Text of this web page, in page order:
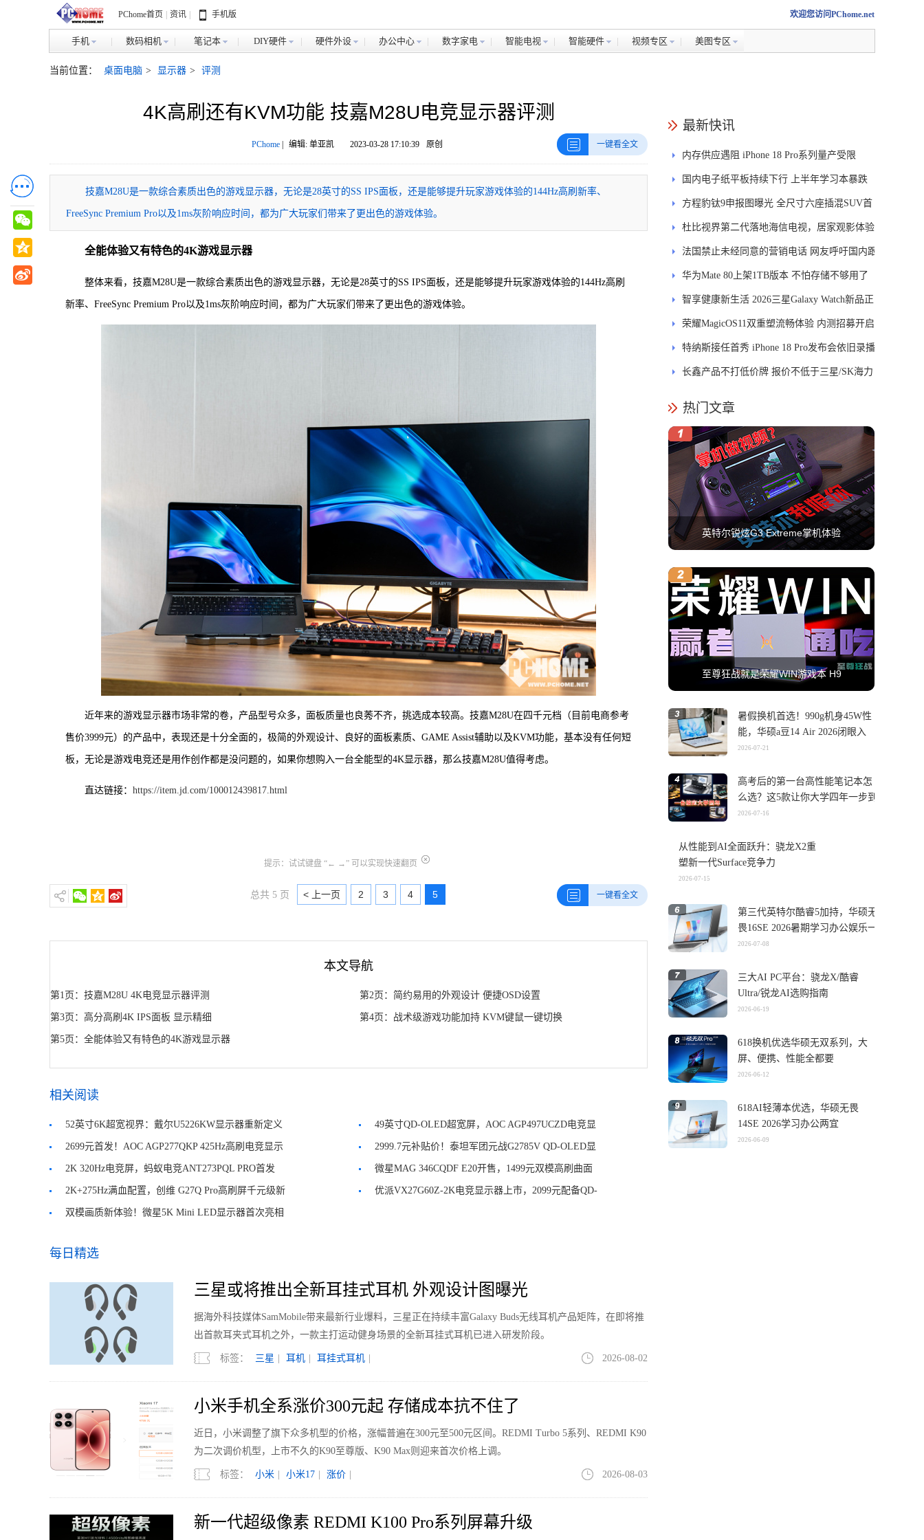
PChome首页 资讯 手机版 欢迎您访问PChome.net
手机 数码相机 笔记本 DIY硬件 硬件外设 办公中心 数字家电 智能电视 智能硬件 视频专区 美图专区
当前位置： 桌面电脑 > 显示器 > 评测
4K高刷还有KVM功能 技嘉M28U电竞显示器评测
PChome| 编辑: 单亚凯 2023-03-28 17:10:39 原创 一键看全文
技嘉M28U是一款综合素质出色的游戏显示器，无论是28英寸的SS IPS面板，还是能够提升玩家游戏体验的144Hz高刷新率、
FreeSync Premium Pro以及1ms灰阶响应时间，都为广大玩家们带来了更出色的游戏体验。
全能体验又有特色的4K游戏显示器
整体来看，技嘉M28U是一款综合素质出色的游戏显示器，无论是28英寸的SS IPS面板，还是能够提升玩家游戏体验的144Hz高刷
新率、FreeSync Premium Pro以及1ms灰阶响应时间，都为广大玩家们带来了更出色的游戏体验。
近年来的游戏显示器市场非常的卷，产品型号众多，面板质量也良莠不齐，挑选成本较高。技嘉M28U在四千元档（目前电商参考
售价3999元）的产品中，表现还是十分全面的，极简的外观设计、良好的面板素质、GAME Assist辅助以及KVM功能，基本没有任何短
板，无论是游戏电竞还是用作创作都是没问题的，如果你想购入一台全能型的4K显示器，那么技嘉M28U值得考虑。
直达链接： https://item.jd.com/100012439817.html
提示：试试键盘 “← →” 可以实现快速翻页
总共 5 页 < 上一页 2 3 4 5 一键看全文
本文导航
第1页：技嘉M28U 4K电竞显示器评测 第2页：简约易用的外观设计 便捷OSD设置
第3页：高分高刷4K IPS面板 显示精细 第4页：战术级游戏功能加持 KVM键鼠一键切换
第5页：全能体验又有特色的4K游戏显示器
相关阅读
52英寸6K超宽视界：戴尔U5226KW显示器重新定义
专业大屏体验
49英寸QD-OLED超宽屏，AOC AGP497UCZD电竞显
示器发布
2699元首发！AOC AGP277QKP 425Hz高刷电竞显示
器开售
2999.7元补贴价！泰坦军团元战G2785V QD-OLED显
示器
2K 320Hz电竞屏，蚂蚁电竞ANT273PQL PRO首发
2199元
微星MAG 346CQDF E20开售，1499元双模高刷曲面
屏显示器
2K+275Hz满血配置，创维 G27Q Pro高刷屏千元级新
标杆
优派VX27G60Z-2K电竞显示器上市，2099元配备QD-
双模画质新体验！微星5K Mini LED显示器首次亮相
每日精选
三星或将推出全新耳挂式耳机 外观设计图曝光
据海外科技媒体SamMobile带来最新行业爆料，三星正在持续丰富Galaxy Buds无线耳机产品矩阵，在即将推
出首款耳夹式耳机之外，一款主打运动健身场景的全新耳挂式耳机已进入研发阶段。
标签： 三星 耳机 耳挂式耳机 2026-08-02
小米手机全系涨价300元起 存储成本抗不住了
近日，小米调整了旗下众多机型的价格，涨幅普遍在300元至500元区间。REDMI Turbo 5系列、REDMI K90
为二次调价机型，上市不久的K90至尊版、K90 Max则迎来首次价格上调。
标签： 小米 小米17 涨价 2026-08-03
新一代超级像素 REDMI K100 Pro系列屏幕升级
最新快讯
内存供应遇阻 iPhone 18 Pro系列量产受限
国内电子纸平板持续下行 上半年学习本暴跌
84.6%
方程豹钛9申报图曝光 全尺寸六座插混SUV首
发DMS
杜比视界第二代落地海信电视，居家观影体验
能迎来哪些升级？
法国禁止未经同意的营销电话 网友呼吁国内跟
进
华为Mate 80上架1TB版本 不怕存储不够用了
智享健康新生活 2026三星Galaxy Watch新品正
式开售
荣耀MagicOS11双重塑流畅体验 内测招募开启
特纳斯接任首秀 iPhone 18 Pro发布会依旧录播
长鑫产品不打低价牌 报价不低于三星/SK海力
热门文章
英特尔锐炫G3 Extreme掌机体验
至尊狂战就是荣耀WIN游戏本 H9
暑假换机首选！990g机身45W性
能，华硕a豆14 Air 2026闭眼入
2026-07-21
高考后的第一台高性能笔记本怎
么选？这5款让你大学四年一步到
位
2026-07-16
从性能到AI全面跃升：骁龙X2重
塑新一代Surface竞争力
2026-07-15
第三代英特尔酷睿5加持，华硕无
畏16SE 2026暑期学习办公娱乐一
机搞定
2026-07-08
三大AI PC平台：骁龙X/酷睿
Ultra/锐龙AI选购指南
2026-06-19
618换机优选华硕无双系列，大
屏、便携、性能全都要
2026-06-12
618AI轻薄本优选，华硕无畏
14SE 2026学习办公两宜
2026-06-09